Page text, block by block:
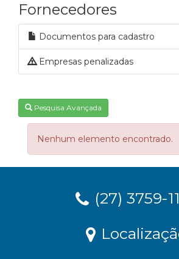
Fornecedores
Documentos para cadastro
Empresas penalizadas
Pesquisa Avançada
Nenhum elemento encontrado.
(27) 3759-